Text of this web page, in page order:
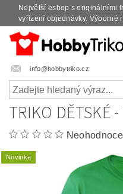
Největší eshop s originálními
vyřízení objednávky. Výborné
info@hobbytriko.cz
TRIKO DĚTSKÉ
Novinka